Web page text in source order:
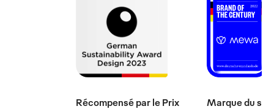
Récompensé par le Prix
Marque du